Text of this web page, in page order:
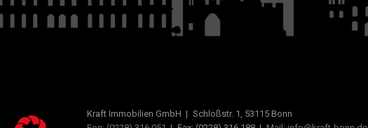
Kraft Immobilien GmbH | Schloßstr. 1, 53115 Bonn